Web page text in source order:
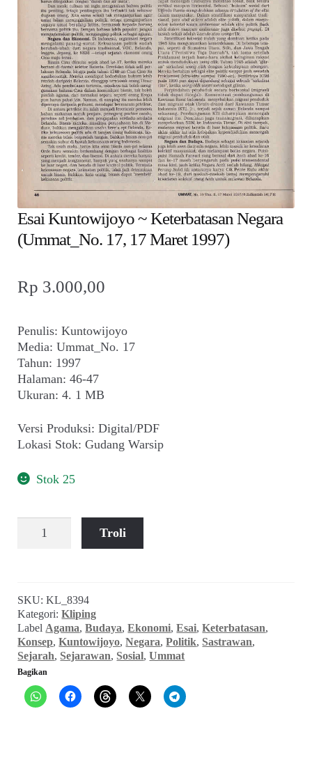
child
menu
Alamat
Rekening
Reseller
Esai Kuntowijoyo ~ Keterbatasan Negara
(Ummat_No. 17, 17 Maret 1997)
Rp 3.000,00
Penulis: Kuntowijoyo
Media: Ummat_No. 17
Tahun: 1997
Halaman: 46-47
Ukuran: 4. 1 MB
Versi Produksi: Digital/PDF
Lokasi Stok: Gudang Warsip
Stok 25
Negara
(Ummat_No.
17,
17
Maret
1997)
Troli
SKU:KL_8394
Kategori:Kliping
Label Agama,Budaya,Ekonomi,Esai,Keterbatasan,
Konsep,Kuntowijoyo,Negara,Politik, Sastrawan,
Sejarah, Sejarawan, Sosial,Ummat
Bagikan